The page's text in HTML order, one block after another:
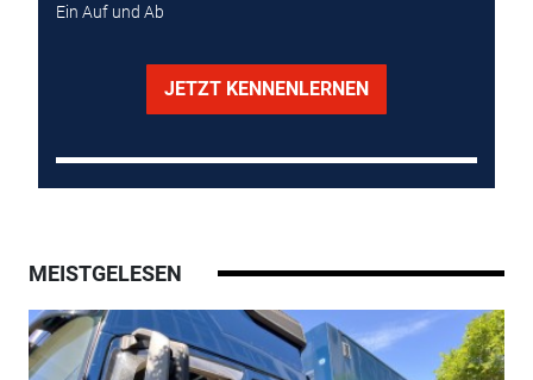
Ein Auf und Ab
JETZT KENNENLERNEN
MEISTGELESEN